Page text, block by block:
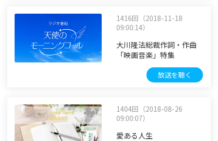
1416回（2018-11-18
09:00:14）
大川隆法総裁作詞・作曲
「映画音楽」特集
放送を聴く
1404回（2018-08-26
09:00:07）
愛ある人生